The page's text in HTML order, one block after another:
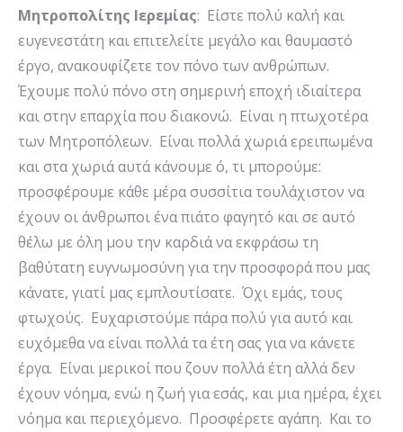
Μητροπολίτης Ιερεμίας: Είστε πολύ καλή και
ευγενεστάτη και επιτελείτε μεγάλο και θαυμαστό
έργο, ανακουφίζετε τον πόνο των ανθρώπων.
Έχουμε πολύ πόνο στη σημερινή εποχή ιδιαίτερα
και στην επαρχία που διακονώ. Είναι η πτωχοτέρα
των Μητροπόλεων. Είναι πολλά χωριά ερειπωμένα
και στα χωριά αυτά κάνουμε ό, τι μπορούμε:
προσφέρουμε κάθε μέρα συσσίτια τουλάχιστον να
έχουν οι άνθρωποι ένα πιάτο φαγητό και σε αυτό
θέλω με όλη μου την καρδιά να εκφράσω τη
βαθύτατη ευγνωμοσύνη για την προσφορά που μας
κάνατε, γιατί μας εμπλουτίσατε. Όχι εμάς, τους
φτωχούς. Ευχαριστούμε πάρα πολύ για αυτό και
ευχόμεθα να είναι πολλά τα έτη σας για να κάνετε
έργα. Είναι μερικοί που ζουν πολλά έτη αλλά δεν
έχουν νόημα, ενώ η ζωή για εσάς, και μια ημέρα, έχει
νόημα και περιεχόμενο. Προσφέρετε αγάπη. Και το